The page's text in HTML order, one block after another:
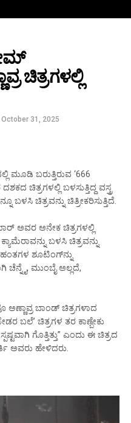
ಚಿತ್ರಗಳಲ್ಲಿ‌
October 31, 2025
ಬರುತ್ತಿರುವ ‘666
ಚಿತ್ರಗಳಲ್ಲಿ ಬಳಸುತ್ತಿದ್ದ ವಸ್ತ್ರ
ಬಳಸಿ ಚಿತ್ರವನ್ನು ಚಿತ್ರೀಕರಿಸುತ್ತಿದೆ.
ಅವರ ಅನೇಕ ಚಿತ್ರಗಳಲ್ಲಿ
ಬಳಸಿ ಚಿತ್ರವನ್ನು
ಶೂಟಿಂಗ್‌ನ್ನು
ಮುಂಬೈ ಅಲ್ಲದೆ,
ಅಣ್ಣಾವ್ರ ಬಾಂಡ್ ಚಿತ್ರಗಳಾದ
ಬಲೆ’ ಚಿತ್ರಗಳ ತರ ಕಾಣ್ಬೇಕು
ಗೊತ್ತಿತ್ತು” ಎಂದು ಈ ಚಿತ್ರದ
ಅವರು ಹೇಳಿದರು.